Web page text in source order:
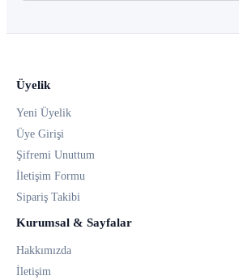
Üyelik
Yeni Üyelik
Üye Girişi
Şifremi Unuttum
İletişim Formu
Sipariş Takibi
Kurumsal & Sayfalar
Hakkımızda
İletişim